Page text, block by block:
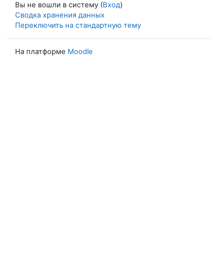
Вы не вошли в систему (Вход)
Сводка хранения данных
Переключить на стандартную тему
На платформе Moodle